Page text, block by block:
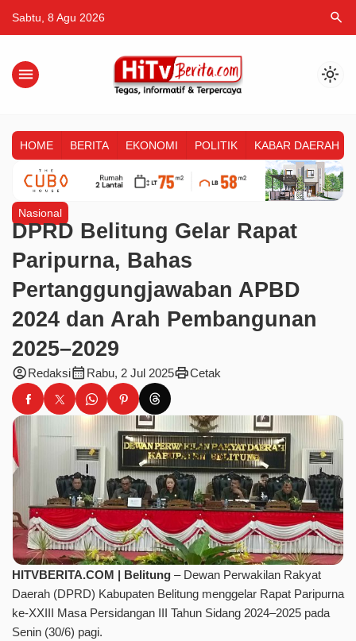
Sabtu, 8 Agu 2026 search
menu light_mode
HOME BERITA EKONOMI POLITIK KABAR DAERAH
Nasional
DPRD Belitung Gelar Rapat
Paripurna, Bahas
Pertanggungjawaban APBD
2024 dan Arah Pembangunan
2025–2029
account_circleRedaksicalendar_month Rabu, 2 Jul 2025printCetak
HITVBERITA.COM | Belitung – Dewan Perwakilan Rakyat
Daerah (DPRD) Kabupaten Belitung menggelar Rapat Paripurna
ke-XXIII Masa Persidangan III Tahun Sidang 2024–2025 pada
Senin (30/6) pagi.